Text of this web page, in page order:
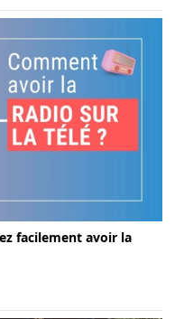
facilement avoir la